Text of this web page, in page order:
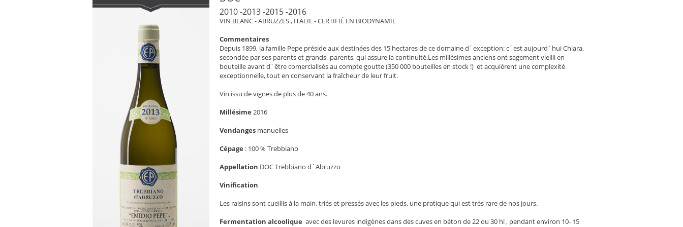
2010 -2013 -2015 -2016
VIN BLANC - ABRUZZES , ITALIE - CERTIFIÉ EN BIODYNAMIE
Commentaires
Depuis 1899, la famille Pepe préside aux destinées des 15 hectares de ce domaine d´exception: c´est aujourd´hui Chiara,
secondée par ses parents et grands- parents, qui assure la continuité.Les millésimes anciens ont sagement vieilli en
bouteille avant d´être comercialisés au compte goutte (350 000 bouteilles en stock !) et acquièrent une complexité
exceptionnelle, tout en conservant la fraîcheur de leur fruit.
Vin issu de vignes de plus de 40 ans.
Millésime 2016
Vendanges manuelles
Cépage : 100 % Trebbiano
Appellation DOC Trebbiano d´Abruzzo
Vinification
Les raisins sont cueillis à la main, triés et pressés avec les pieds, une pratique qui est très rare de nos jours.
Fermentation alcoolique avec des levures indigènes dans des cuves en béton de 22 ou 30 hl , pendant environ 10- 15